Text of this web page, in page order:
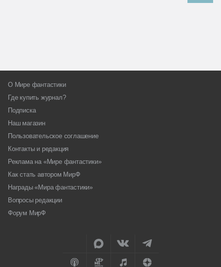
О Мире фантастики
Где купить журнал?
Подписка
Наш магазин
Пользовательское соглашение
Контакты и редакция
Реклама на «Мире фантастики»
Как стать автором МирФ
Награды «Мира фантастики»
Вопросы редакции
Форум МирФ